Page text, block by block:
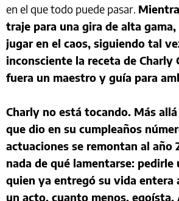
en el que todo puede pasar.
traje para una gira de alta gama,
jugar en el caos, siguiendo tal
inconsciente la receta de Charly
fuera un maestro y guía para
Charly no está tocando. Más
que dio en su cumpleaños
actuaciones se remontan al año
nada de qué lamentarse: pedirle
quien ya entregó su vida entera
un acto, cuanto menos, egoísta.